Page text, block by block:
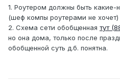
1. Роутером должны быть какие-
(шеф компы роутерами не хочет)
2. Схема сети обобщенная тут
но она дома, только после
обобщенной суть д.б. понятна.